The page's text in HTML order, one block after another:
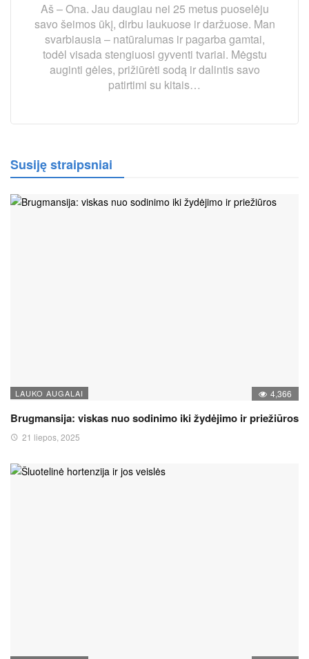
Aš – Ona. Jau daugiau nei 25 metus puoselėju
savo šeimos ūkį, dirbu laukuose ir daržuose. Man
svarbiausia – natūralumas ir pagarba gamtai,
todėl visada stengiuosi gyventi tvariai. Mėgstu
auginti gėles, prižiūrėti sodą ir dalintis savo
patirtimi su kitais…
Susiję straipsniai
LAUKO AUGALAI 4,366
Brugmansija: viskas nuo sodinimo iki žydėjimo ir priežiūros
21 liepos, 2025